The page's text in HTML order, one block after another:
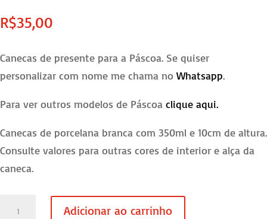
R$35,00
Canecas de presente para a Páscoa. Se quiser
personalizar com nome me chama no Whatsapp.
Para ver outros modelos de Páscoa clique aqui.
Canecas de porcelana branca com 350ml e 10cm de altura.
Consulte valores para outras cores de interior e alça da
caneca.
Adicionar ao carrinho